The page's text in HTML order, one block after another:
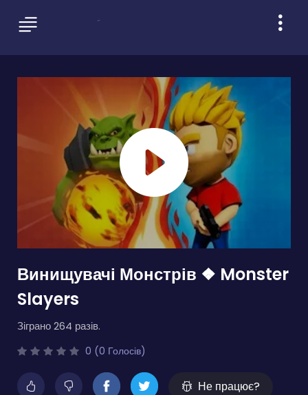
Винищувачі Монстрів ❖ Monster
Slayers
Зіграно 264 разів.
0 (0 Голосів)
Не працює?